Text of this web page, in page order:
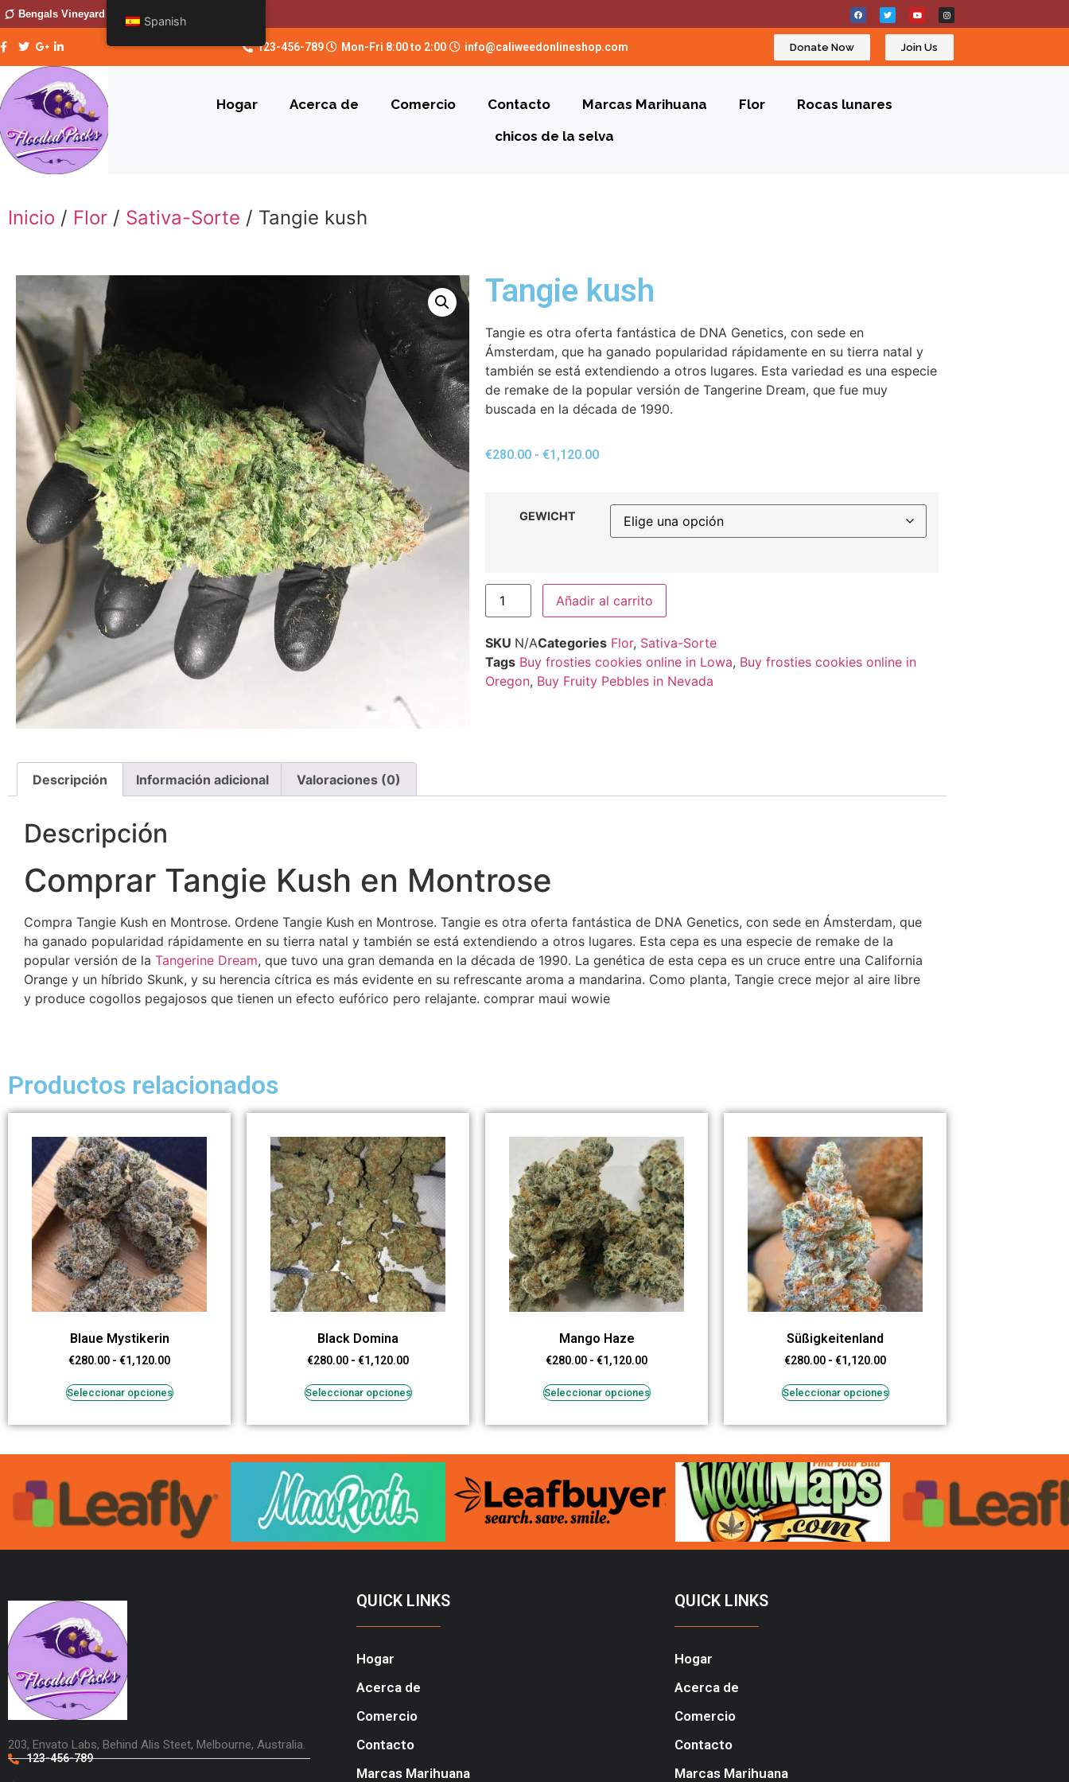
Bengals Vineyard
123-456-789 Mon-Fri 8:00 to 2:00 info@caliweedonlineshop.com Donate Now Join Us
Hogar Acerca de Comercio Contacto Marcas Marihuana Flor
Rocas lunares
chicos de la selva
Inicio / Flor / Sativa-Sorte / Tangie kush
Tangie kush
Tangie es otra oferta fantástica de DNA Genetics, con sede en
Ámsterdam, que ha ganado popularidad rápidamente en su tierra natal y
también se está extendiendo a otros lugares. Esta variedad es una especie
de remake de la popular versión de Tangerine Dream, que fue muy
buscada en la década de 1990.
€280.00 - €1,120.00
GEWICHT
Añadir al carrito
SKU N/ACategories Flor, Sativa-Sorte
Tags Buy frosties cookies online in Lowa, Buy frosties cookies online in
Oregon, Buy Fruity Pebbles in Nevada
Descripción Información adicional Valoraciones (0)
Descripción
Comprar Tangie Kush en Montrose
Compra Tangie Kush en Montrose. Ordene Tangie Kush en Montrose. Tangie es otra oferta fantástica de DNA Genetics, con sede en Ámsterdam, que
ha ganado popularidad rápidamente en su tierra natal y también se está extendiendo a otros lugares. Esta cepa es una especie de remake de la
popular versión de la Tangerine Dream, que tuvo una gran demanda en la década de 1990. La genética de esta cepa es un cruce entre una California
Orange y un híbrido Skunk, y su herencia cítrica es más evidente en su refrescante aroma a mandarina. Como planta, Tangie crece mejor al aire libre
y produce cogollos pegajosos que tienen un efecto eufórico pero relajante. comprar maui wowie
Productos relacionados
Blaue Mystikerin
€280.00 - €1,120.00
Seleccionar opciones
Black Domina
€280.00 - €1,120.00
Seleccionar opciones
Mango Haze
€280.00 - €1,120.00
Seleccionar opciones
Süßigkeitenland
€280.00 - €1,120.00
Seleccionar opciones
203, Envato Labs, Behind Alis Steet, Melbourne, Australia.
123-456-789
QUICK LINKS
Hogar
Acerca de
Comercio
Contacto
Marcas Marihuana
QUICK LINKS
Hogar
Acerca de
Comercio
Contacto
Marcas Marihuana
Spanish